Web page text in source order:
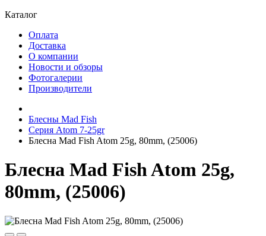
Каталог
Оплата
Доставка
О компании
Новости и обзоры
Фотогалерии
Производители
Блесны Mad Fish
Серия Atom 7-25gr
Блесна Mad Fish Atom 25g, 80mm, (25006)
Блесна Mad Fish Atom 25g,
80mm, (25006)